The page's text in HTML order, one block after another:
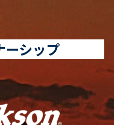
ーシップ